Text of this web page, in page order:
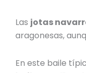
Las jotas
aragonesas,
En este baile